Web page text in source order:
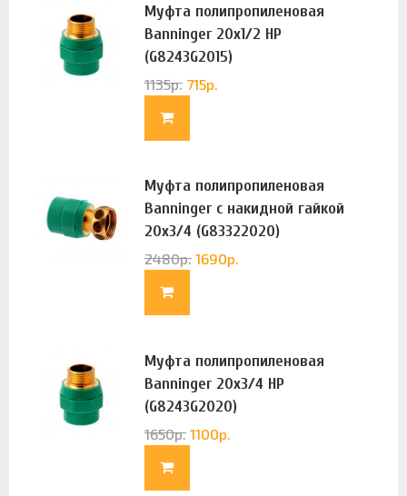
Муфта полипропиленовая
Banninger 20х1/2 НР
(G8243G2015)
1135р. 715р.
Муфта полипропиленовая
Banninger с накидной гайкой
20х3/4 (G83322020)
2480р. 1690р.
Муфта полипропиленовая
Banninger 20х3/4 НР
(G8243G2020)
1650р. 1100р.